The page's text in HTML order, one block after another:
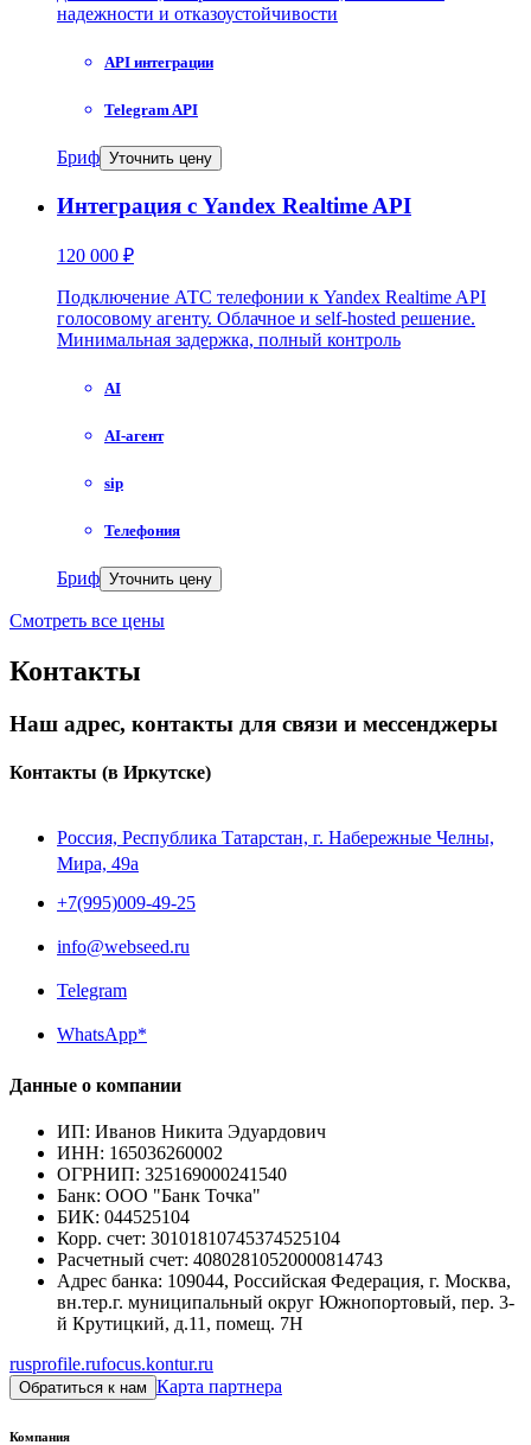
надежности и отказоустойчивости
API интеграции
Telegram API
Бриф Уточнить цену
Интеграция с Yandex Realtime API
120 000 ₽
Подключение АТС телефонии к Yandex Realtime API
голосовому агенту. Облачное и self-hosted решение.
Минимальная задержка, полный контроль
AI
AI-агент
sip
Телефония
Бриф Уточнить цену
Смотреть все цены
Контакты
Наш адрес, контакты для связи и мессенджеры
Контакты (в Иркутске)
Россия, Республика Татарстан, г. Набережные Челны,
Мира, 49a
+7(995)009-49-25
info@webseed.ru
Telegram
WhatsApp*
Данные о компании
ИП: Иванов Никита Эдуардович
ИНН: 165036260002
ОГРНИП: 325169000241540
Банк: ООО "Банк Точка"
БИК: 044525104
Корр. счет: 30101810745374525104
Расчетный счет: 40802810520000814743
Адрес банка: 109044, Российская Федерация, г. Москва,
вн.тер.г. муниципальный округ Южнопортовый, пер. 3-
й Крутицкий, д.11, помещ. 7Н
rusprofile.rufocus.kontur.ru
Обратиться к нам Карта партнера
Компания